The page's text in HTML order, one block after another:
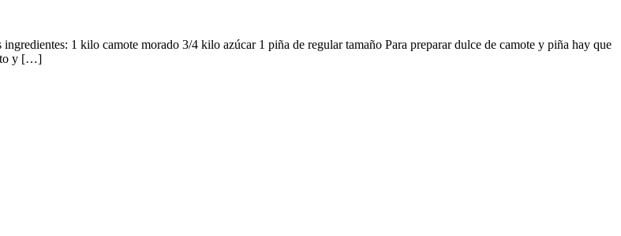
1 kilo camote morado 3/4 kilo azúcar 1 piña de regular tamaño Para preparar dulce de camote y piña hay que
y […]